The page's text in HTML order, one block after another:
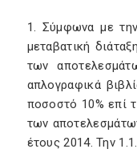
1. Σύμφωνα με
μεταβατική
των
απλογραφικά
ποσοστό 10% επί
των
έτους 2014. Την